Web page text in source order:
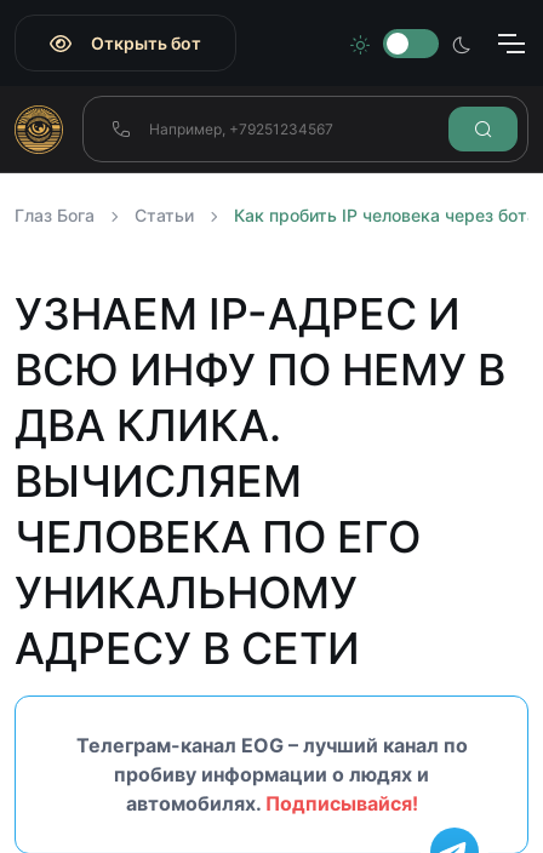
Открыть бот
Глаз Бога Статьи Как пробить IP человека через бота
УЗНАЕМ IP-АДРЕС И
ВСЮ ИНФУ ПО НЕМУ В
ДВА КЛИКА.
ВЫЧИСЛЯЕМ
ЧЕЛОВЕКА ПО ЕГО
УНИКАЛЬНОМУ
АДРЕСУ В СЕТИ
Телеграм-канал EOG – лучший канал по
пробиву информации о людях и
автомобилях. Подписывайся!